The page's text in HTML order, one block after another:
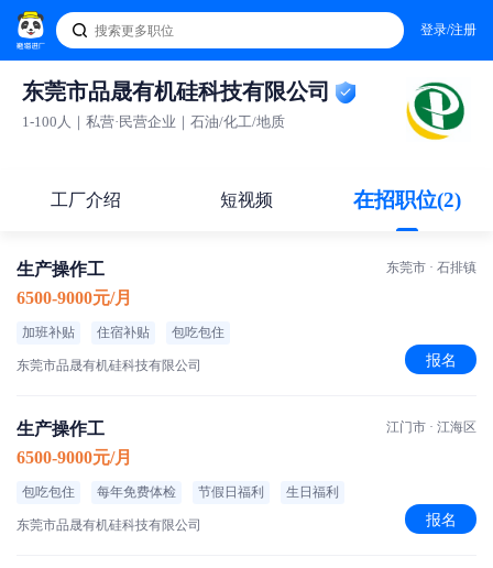
登录/注册
东莞市品晟有机硅科技有限公司
1-100人｜私营·民营企业｜石油/化工/地质
工厂介绍 短视频 在招职位(2)
生产操作工
6500-9000元/月
加班补贴 住宿补贴 包吃包住
东莞市品晟有机硅科技有限公司
东莞市 · 石排镇
报名
生产操作工
6500-9000元/月
包吃包住 每年免费体检 节假日福利 生日福利
东莞市品晟有机硅科技有限公司
江门市 · 江海区
报名